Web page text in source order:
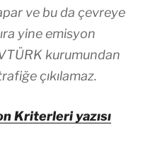
ve bu da çevreye
yine emisyon
kurumundan
çıkılamaz.
Kriterleri yazısı